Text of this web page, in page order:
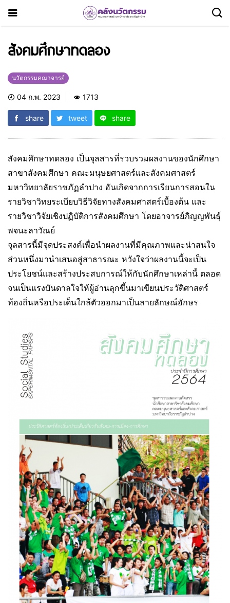
สังคมศึกษาทดลอง
นวัตกรรมคณาจารย์
04 ก.พ. 2023 1713
share tweet share
สังคมศึกษาทดลอง เป็นจุลสารที่รวบรวมผลงานของนักศึกษา
สาขาสังคมศึกษา คณะมนุษยศาสตร์และสังคมศาสตร์
มหาวิทยาลัยราชภัฏลำปาง อันเกิดจากการเรียนการสอนใน
รายวิชาวิทยระเบียบวิธีวิจัยทางสังคมศาสตร์เบื้องต้น และ
รายวิชาวิจัยเชิงปฏิบัติการสังคมศึกษา โดยอาจารย์ภิญญพันธุ์
พจนะลาวัณย์
จุลสารนี้มีจุดประสงค์เพื่อนำผลงานที่มีคุณภาพและน่าสนใจ
ส่วนหนึ่งมานำเสนอสู่สาธารณะ หวังใจว่าผลงานนี้จะเป็น
ประโยชน์และสร้างประสบการณ์ให้กับนักศึกษาเหล่านี้ ตลอด
จนเป็นแรงบันดาลใจให้ผู้อ่านลุกขึ้นมาเขียนประวัติศาสตร์
ท้องถิ่นหรือประเด็นใกล้ตัวออกมาเป็นลายลักษณ์อักษร